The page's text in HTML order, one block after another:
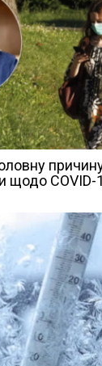
щодо COVID-